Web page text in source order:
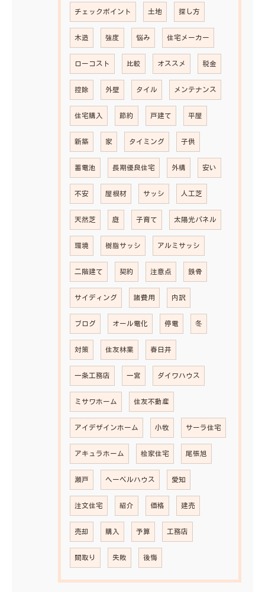
チェックポイント 土地 探し方
木造 強度 悩み 住宅メーカー
ローコスト 比較 オススメ 税金
控除 外壁 タイル メンテナンス
住宅購入 節約 戸建て 平屋
新築 家 タイミング 子供
蓄電池 長期優良住宅 外構 安い
不安 屋根材 サッシ 人工芝
天然芝 庭 子育て 太陽光パネル
環境 樹脂サッシ アルミサッシ
二階建て 契約 注意点 鉄骨
サイディング 諸費用 内訳
ブログ オール電化 停電 冬
対策 住友林業 春日井
一条工務店 一宮 ダイワハウス
ミサワホーム 住友不動産
アイデザインホーム 小牧 サーラ住宅
アキュラホーム 桧家住宅 尾張旭
瀬戸 ヘーベルハウス 愛知
注文住宅 紹介 価格 建売
売却 購入 予算 工務店
間取り 失敗 後悔